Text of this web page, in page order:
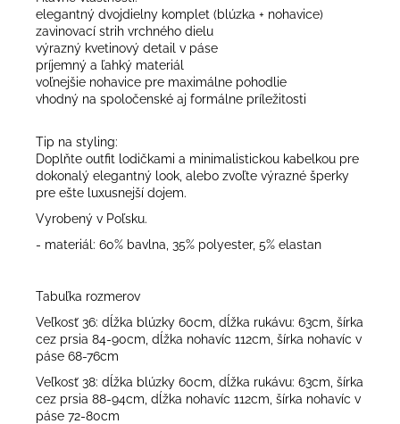
elegantný dvojdielny komplet (blúzka + nohavice)
zavinovací strih vrchného dielu
výrazný kvetinový detail v páse
príjemný a ľahký materiál
voľnejšie nohavice pre maximálne pohodlie
vhodný na spoločenské aj formálne príležitosti
Tip na styling:
Doplňte outfit lodičkami a minimalistickou kabelkou pre
dokonalý elegantný look, alebo zvoľte výrazné šperky
pre ešte luxusnejší dojem.
Vyrobený v Poľsku.
- materiál: 60% bavlna, 35% polyester, 5% elastan
Tabuľka rozmerov
Veľkosť 36: dĺžka blúzky 60cm, dĺžka rukávu: 63cm, šírka
cez prsia 84-90cm, dĺžka nohavíc 112cm, šírka nohavíc v
páse 68-76cm
Veľkosť 38: dĺžka blúzky 60cm, dĺžka rukávu: 63cm, šírka
cez prsia 88-94cm, dĺžka nohavíc 112cm, šírka nohavíc v
páse 72-80cm